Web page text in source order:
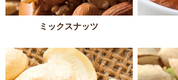
ミックスナッツ